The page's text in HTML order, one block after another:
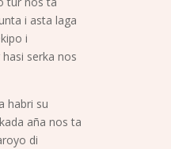
i asta laga
i
serka nos
habri su
aña nos ta
di